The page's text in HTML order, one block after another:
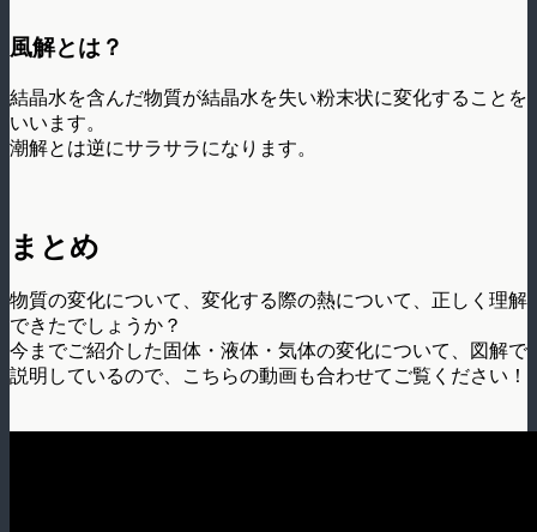
風解とは？
結晶水を含んだ物質が結晶水を失い粉末状に変化することを
いいます。
潮解とは逆にサラサラになります。
まとめ
物質の変化について、変化する際の熱について、正しく理解
できたでしょうか？
今までご紹介した固体・液体・気体の変化について、図解で
説明しているので、こちらの動画も合わせてご覧ください！